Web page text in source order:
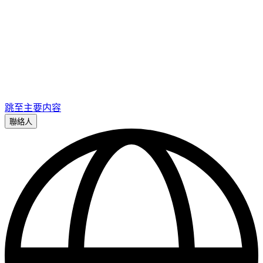
跳至主要内容
聯絡人